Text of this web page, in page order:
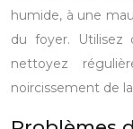
humide, à une
du foyer. Utilisez
nettoyez
noircissement de